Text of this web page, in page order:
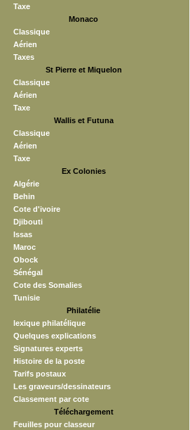
Taxe
Monaco
Classique
Aérien
Taxes
St Pierre et Miquelon
Classique
Aérien
Taxe
Wallis et Futuna
Classique
Aérien
Taxe
Ex Colonies
Algérie
Behin
Cote d'ivoire
Djibouti
Issas
Maroc
Obock
Sénégal
Cote des Somalies
Tunisie
Philatélie
lexique philatélique
Quelques explications
Signatures experts
Histoire de la poste
Tarifs postaux
Les graveurs/dessinateurs
Classement par cote
Téléchargement
Feuilles pour classeur